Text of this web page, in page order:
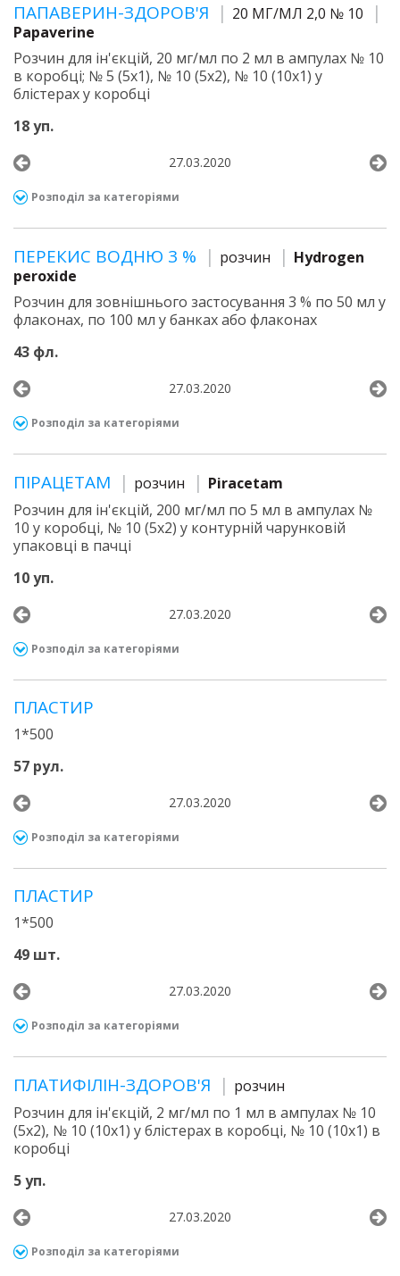
ПАПАВЕРИН-ЗДОРОВ'Я
20 МГ/МЛ 2,0 № 10
Papaverine
Розчин для ін'єкцій, 20 мг/мл по 2 мл в ампулах № 10
в коробці; № 5 (5х1), № 10 (5х2), № 10 (10х1) у
блістерах у коробці
18 уп.
27.03.2020
Розподіл за категоріями
ПЕРЕКИС ВОДНЮ 3 % розчин
Hydrogen
peroxide
Розчин для зовнішнього застосування 3 % по 50 мл у
флаконах, по 100 мл у банках або флаконах
43 фл.
27.03.2020
Розподіл за категоріями
ПІРАЦЕТАМ розчин
Piracetam
Розчин для ін'єкцій, 200 мг/мл по 5 мл в ампулах №
10 у коробці, № 10 (5х2) у контурній чарунковій
упаковці в пачці
10 уп.
27.03.2020
Розподіл за категоріями
ПЛАСТИР
1*500
57 рул.
27.03.2020
Розподіл за категоріями
ПЛАСТИР
1*500
49 шт.
27.03.2020
Розподіл за категоріями
ПЛАТИФІЛІН-ЗДОРОВ'Я
розчин
Розчин для ін'єкцій, 2 мг/мл по 1 мл в ампулах № 10
(5х2), № 10 (10х1) у блістерах в коробці, № 10 (10х1) в
коробці
5 уп.
27.03.2020
Розподіл за категоріями